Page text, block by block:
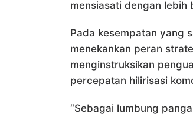
mensiasati dengan lebih
Pada kesempatan yang
menekankan peran
menginstruksikan
percepatan hilirisasi
“Sebagai lumbung